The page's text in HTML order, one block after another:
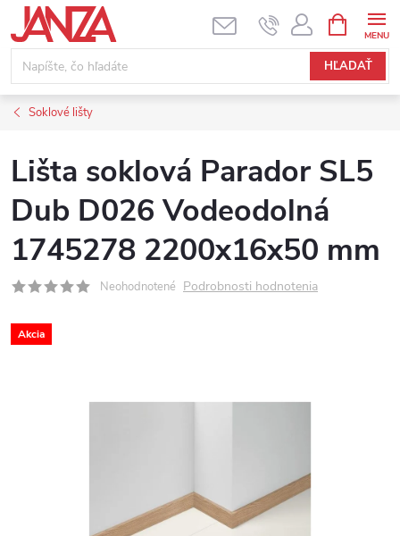
Prejsť na obsah
HĽADAŤ
Soklové lišty
Lišta soklová Parador SL5
Dub D026 Vodeodolná
1745278 2200x16x50 mm
Neohodnotené Podrobnosti hodnotenia
Akcia